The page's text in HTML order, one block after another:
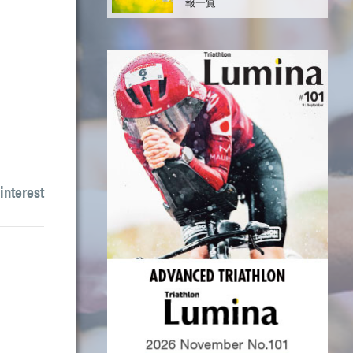
interest
報一覧